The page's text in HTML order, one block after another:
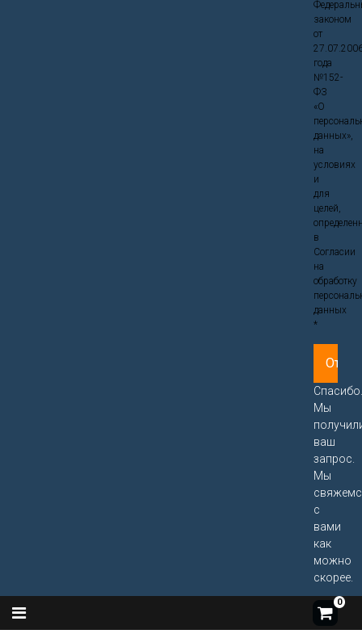
законом
от
года
№152-
ФЗ
«О
данных»,
на
условиях
и
для
целей,
в
Согласии
на
обработку
данных
*
Мы
ваш
запрос.
Мы
с
вами
как
можно
скорее.
0